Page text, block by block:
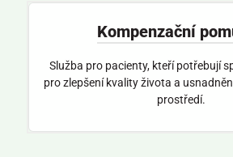
Kompenzační
Služba pro pacienty, kteří potřebují
pro zlepšení kvality života a
prostředí.